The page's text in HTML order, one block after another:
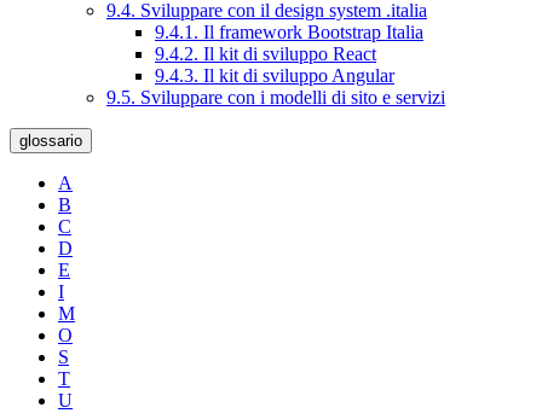
9.4. Sviluppare con il design system .italia
9.4.1. Il framework Bootstrap Italia
9.4.2. Il kit di sviluppo React
9.4.3. Il kit di sviluppo Angular
9.5. Sviluppare con i modelli di sito e servizi
glossario
A
B
C
D
E
I
M
O
S
T
U